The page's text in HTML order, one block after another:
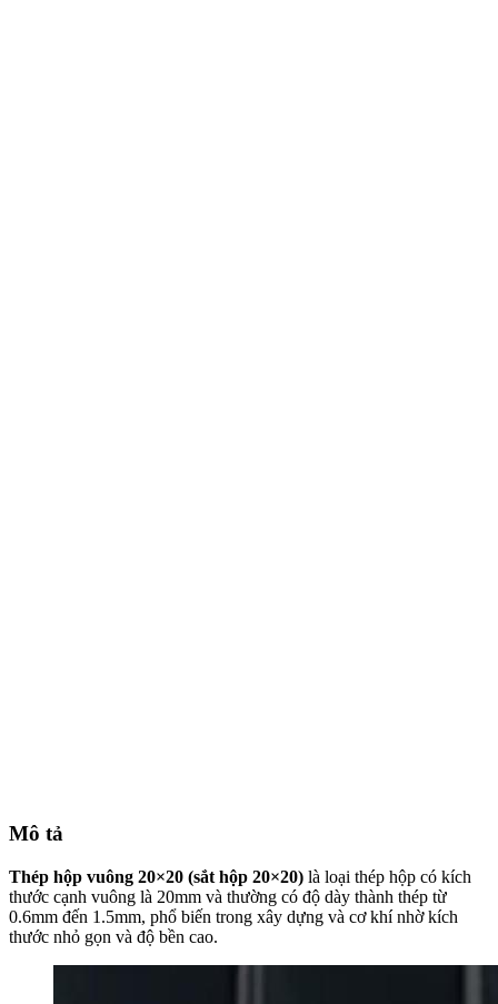
Mô tả
Thép hộp vuông 20×20 (sắt hộp 20×20) là loại thép hộp có kích
thước cạnh vuông là 20mm và thường có độ dày thành thép từ
0.6mm đến 1.5mm, phổ biến trong xây dựng và cơ khí nhờ kích
thước nhỏ gọn và độ bền cao.